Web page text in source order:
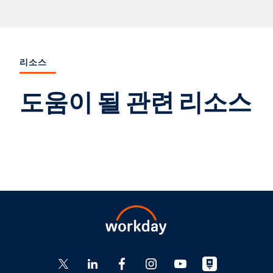
리소스
도움이 될 관련 리소스